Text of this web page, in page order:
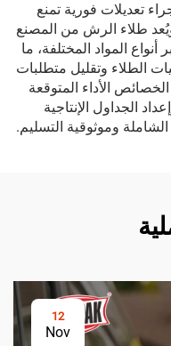
تعديلات فورية تمنع
طلاء الرش من المصنع
المواد المختلفة، ما
الطلاء وتقليل متطلبات
الأداء المتوقعة
الجداول الإنتاجية
وموثوقية التسليم.
12
Nov